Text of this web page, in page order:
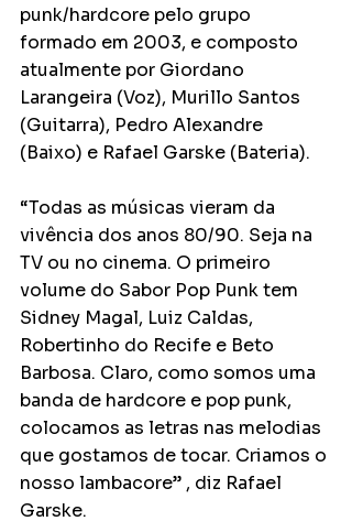
punk/hardcore pelo grupo
formado em 2003, e composto
atualmente por Giordano
Larangeira (Voz), Murillo Santos
(Guitarra), Pedro Alexandre
(Baixo) e Rafael Garske (Bateria).
“Todas as músicas vieram da
vivência dos anos 80/90. Seja na
TV ou no cinema. O primeiro
volume do Sabor Pop Punk tem
Sidney Magal, Luiz Caldas,
Robertinho do Recife e Beto
Barbosa. Claro, como somos uma
banda de hardcore e pop punk,
colocamos as letras nas melodias
que gostamos de tocar. Criamos o
nosso lambacore” , diz Rafael
Garske.